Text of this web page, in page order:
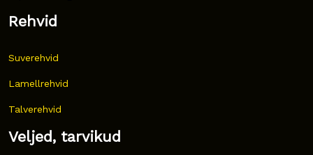
Rehvid
Suverehvid
Lamellrehvid
Talverehvid
Veljed, tarvikud